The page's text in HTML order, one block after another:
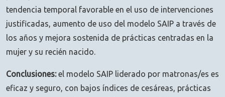
tendencia temporal favorable en el uso de intervenciones
justificadas, aumento de uso del modelo SAIP a través de
los años y mejora sostenida de prácticas centradas en la
mujer y su recién nacido.
Conclusiones:el modelo SAIP liderado por matronas/es es
eficaz y seguro, con bajos índices de cesáreas, prácticas